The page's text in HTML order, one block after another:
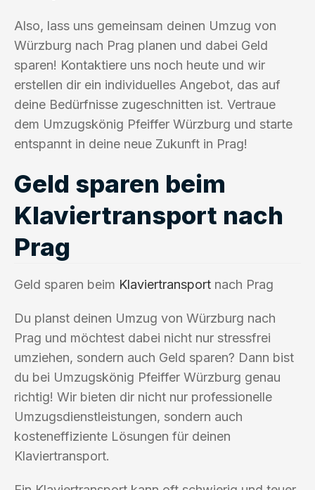
Also, lass uns gemeinsam deinen Umzug von
Würzburg nach Prag planen und dabei Geld
sparen! Kontaktiere uns noch heute und wir
erstellen dir ein individuelles Angebot, das auf
deine Bedürfnisse zugeschnitten ist. Vertraue
dem Umzugskönig Pfeiffer Würzburg und starte
entspannt in deine neue Zukunft in Prag!
Geld sparen beim
Klaviertransport nach
Prag
Geld sparen beim Klaviertransport nach Prag
Du planst deinen Umzug von Würzburg nach
Prag und möchtest dabei nicht nur stressfrei
umziehen, sondern auch Geld sparen? Dann bist
du bei Umzugskönig Pfeiffer Würzburg genau
richtig! Wir bieten dir nicht nur professionelle
Umzugsdienstleistungen, sondern auch
kosteneffiziente Lösungen für deinen
Klaviertransport.